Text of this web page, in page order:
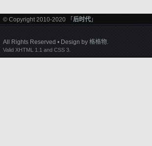
© Copyright 2010-2020 「 后时代 」
All Rights Reserved • Design by 格格物.
Valid XHTML 1.1 and CSS 3.